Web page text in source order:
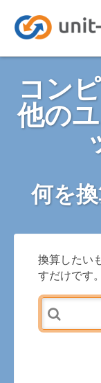
コン
他の
何を
換算したい
すだけです。